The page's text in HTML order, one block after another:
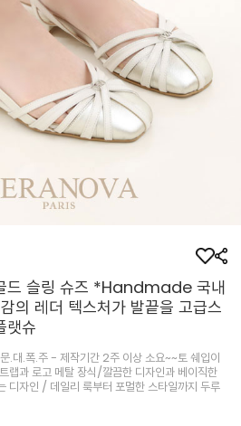
드 슬링 슈즈 *Handmade 국내
의 레더 텍스처가 발끝을 고급스
랫슈
.폭.주 - 제작기간 2주 이상 소요~~토 쉐입이
랩과 로고 메탈 장식/깔끔한 디자인과 베이직한
디자인 / 데일리 룩부터 포멀한 스타일까지 두루